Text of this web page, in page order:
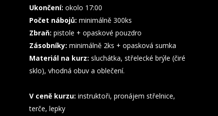
Ukončení: okolo 17:00
Počet nábojů: minimálně 300ks
Zbraň: pistole + opaskové pouzdro
Zásobníky: minimálně 2ks + opasková sumka
Materiál na kurz: sluchátka, střelecké brýle (čiré
sklo), vhodná obuv a oblečení.
V ceně kurzu: instruktoři, pronájem střelnice,
terče, lepky